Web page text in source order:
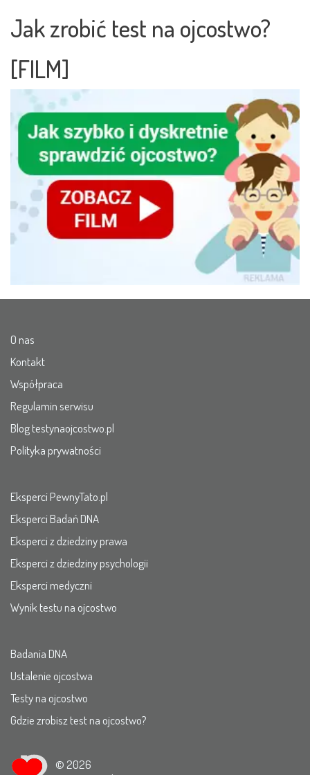
Jak zrobić test na ojcostwo?
[FILM]
O nas
Kontakt
Współpraca
Regulamin serwisu
Blog testynaojcostwo.pl
Polityka prywatności
Eksperci PewnyTato.pl
Eksperci Badań DNA
Eksperci z dziedziny prawa
Eksperci z dziedziny psychologii
Eksperci medyczni
Wynik testu na ojcostwo
Badania DNA
Ustalenie ojcostwa
Testy na ojcostwo
Gdzie zrobisz test na ojcostwo?
© 2026